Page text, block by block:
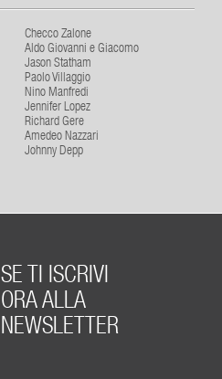
Checco Zalone
Aldo Giovanni e Giacomo
Jason Statham
Paolo Villaggio
Nino Manfredi
Jennifer Lopez
Richard Gere
Amedeo Nazzari
Johnny Depp
SE TI ISCRIVI
ORA ALLA
NEWSLETTER